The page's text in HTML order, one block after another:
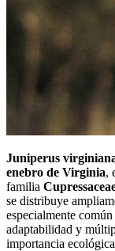
Juniperus
enebro de Virginia,
familia
se distribuye
especialmente
adaptabilidad y
importancia